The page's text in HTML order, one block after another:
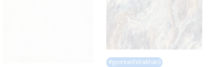
#gyorsanfelrakható